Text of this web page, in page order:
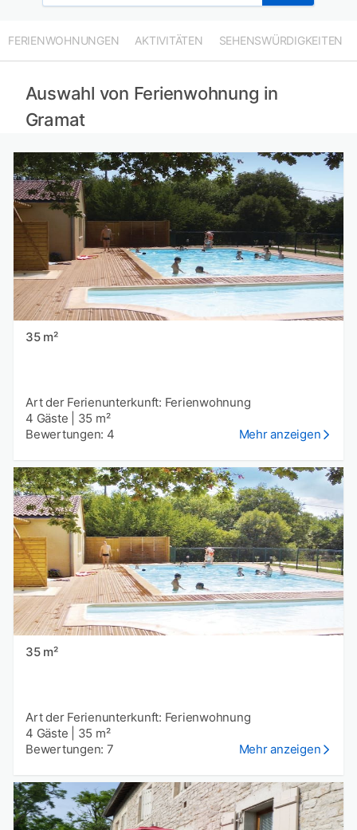
FERIENWOHNUNGEN AKTIVITÄTEN SEHENSWÜRDIGKEITEN
Auswahl von Ferienwohnung in
Gramat
35 m²
Art der Ferienunterkunft: Ferienwohnung
4 Gäste
35 m²
Bewertungen: 4
Mehr anzeigen
35 m²
Art der Ferienunterkunft: Ferienwohnung
4 Gäste
35 m²
Bewertungen: 7
Mehr anzeigen